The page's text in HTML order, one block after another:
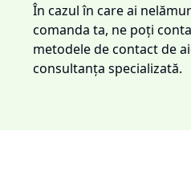
În cazul în care ai
comanda ta, ne poți
metodele de contact de
consultanța specializată.